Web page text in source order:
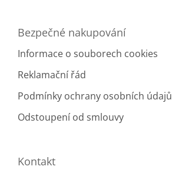
Bezpečné nakupování
Informace o souborech cookies
Reklamační řád
Podmínky ochrany osobních údajů
Odstoupení od smlouvy
Kontakt